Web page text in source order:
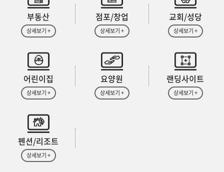
부동산
상세보기 +
점포/창업
상세보기 +
교회/성당
상세보기 +
어린이집
상세보기 +
요양원
상세보기 +
랜딩사이트
상세보기 +
펜션/리조트
상세보기 +